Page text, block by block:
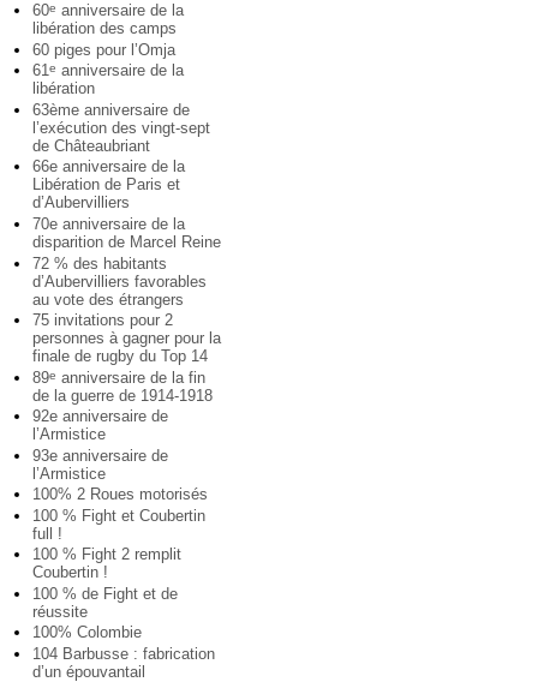
60e anniversaire de la
libération des camps
60 piges pour l’Omja
61e anniversaire de la
libération
63ème anniversaire de
l’exécution des vingt-sept
de Châteaubriant
66e anniversaire de la
Libération de Paris et
d’Aubervilliers
70e anniversaire de la
disparition de Marcel Reine
72 % des habitants
d’Aubervilliers favorables
au vote des étrangers
75 invitations pour 2
personnes à gagner pour la
finale de rugby du Top 14
89e anniversaire de la fin
de la guerre de 1914-1918
92e anniversaire de
l’Armistice
93e anniversaire de
l’Armistice
100% 2 Roues motorisés
100 % Fight et Coubertin
full !
100 % Fight 2 remplit
Coubertin !
100 % de Fight et de
réussite
100% Colombie
104 Barbusse : fabrication
d’un épouvantail